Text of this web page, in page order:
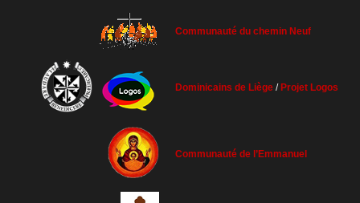
Communauté du chemin Neuf
Dominicains de Liège / Projet Logos
Communauté de l’Emmanuel